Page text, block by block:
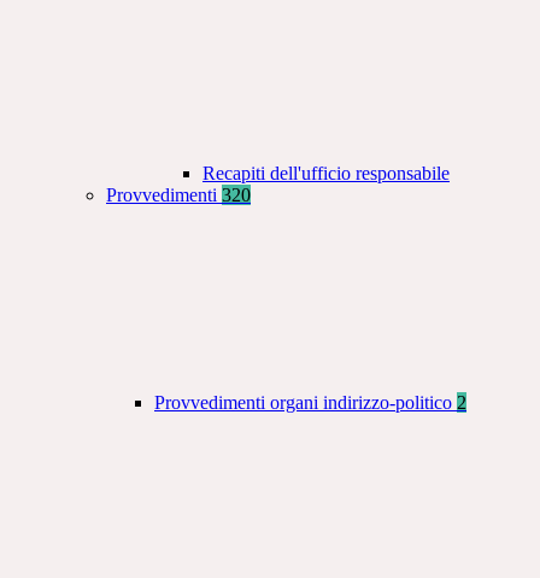
Recapiti dell'ufficio responsabile
Provvedimenti 320
Provvedimenti organi indirizzo-politico 2